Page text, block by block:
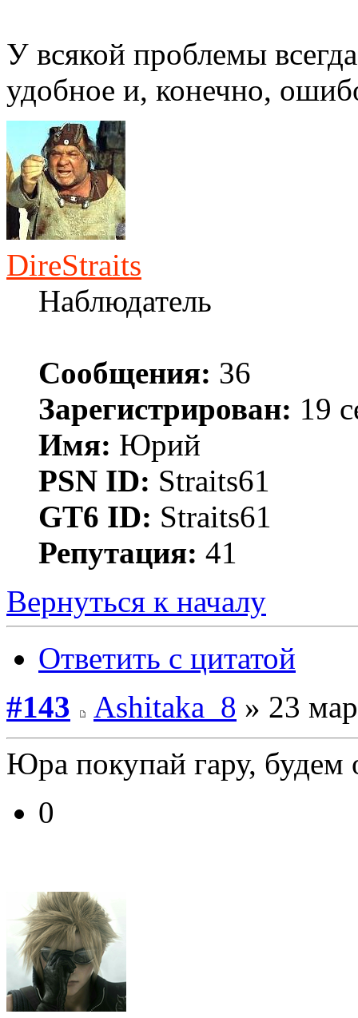
У всякой проблемы
удобное и, конечно,
DireStraits
Наблюдатель
Сообщения: 36
Зарегистрирован: 19
Имя: Юрий
PSN ID: Straits61
GT6 ID: Straits61
Репутация: 41
Вернуться к началу
Ответить с цитатой
#143
Ashitaka_8 » 23
Юра покупай гару, будем
0